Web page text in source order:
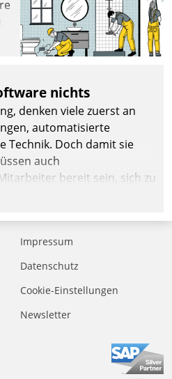
nichts
denken viele zuerst an
automatisierte
Technik. Doch damit sie
auch
bereit sein, sich zu
sonst werden sie an ihr
Impressum
Datenschutz
Cookie-Einstellungen
Newsletter